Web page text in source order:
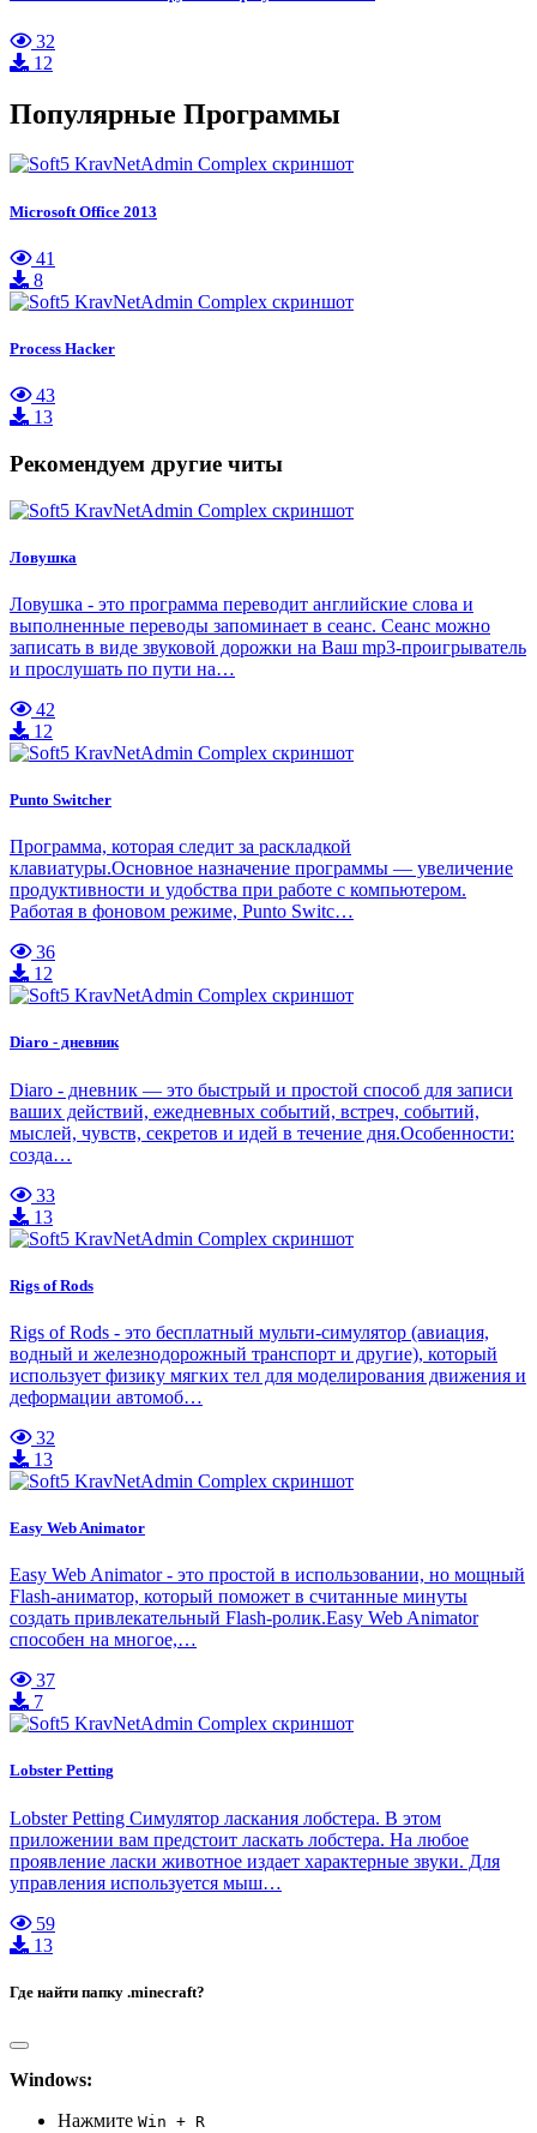
32
12
Популярные Программы
Microsoft Office 2013
41
8
Process Hacker
43
13
Рекомендуем другие читы
Ловушка
Ловушка - это программа переводит английские слова и
выполненные переводы запоминает в сеанс. Сеанс можно
записать в виде звуковой дорожки на Ваш mp3-проигрыватель
и прослушать по пути на…
42
12
Punto Switcher
Программа, которая следит за раскладкой
клавиатуры.Основное назначение программы — увеличение
продуктивности и удобства при работе с компьютером.
Работая в фоновом режиме, Punto Switc…
36
12
Diaro - дневник
Diaro - дневник — это быстрый и простой способ для записи
ваших действий, ежедневных событий, встреч, событий,
мыслей, чувств, секретов и идей в течение дня.Особенности:
созда…
33
13
Rigs of Rods
Rigs of Rods - это бесплатный мульти-симулятор (авиация,
водный и железнодорожный транспорт и другие), который
использует физику мягких тел для моделирования движения и
деформации автомоб…
32
13
Easy Web Animator
Easy Web Animator - это простой в использовании, но мощный
Flash-аниматор, который поможет в считанные минуты
создать привлекательный Flash-ролик.Easy Web Animator
способен на многое,…
37
7
Lobster Petting
Lobster Petting Симулятор ласкания лобстера. В этом
приложении вам предстоит ласкать лобстера. На любое
проявление ласки животное издает характерные звуки. Для
управления используется мыш…
59
13
Где найти папку .minecraft?
Windows:
Нажмите Win + R